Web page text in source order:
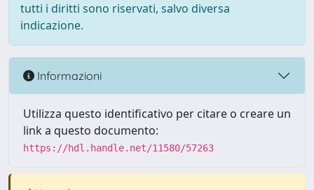
tutti i diritti sono riservati, salvo diversa
indicazione.
Informazioni
Utilizza questo identificativo per citare o creare un
link a questo documento:
https://hdl.handle.net/11580/57263